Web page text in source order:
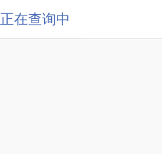
正在查询中